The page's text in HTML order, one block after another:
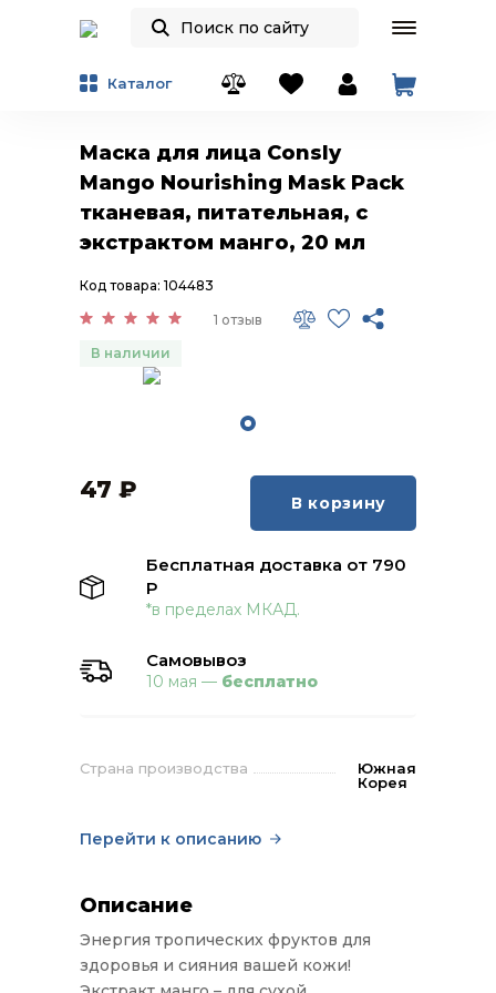
Каталог
Маска для лица Consly
Mango Nourishing Mask Pack
тканевая, питательная, с
экстрактом манго, 20 мл
1 отзыв
Код товара: 104483
В наличии
Страна производства
Южная
Корея
Перейти к описанию
47 ₽ В корзину
Бесплатная доставка от 790
Р
*в пределах МКАД.
Самовывоз
10 мая — бесплатно
Описание
Энергия тропических фруктов для
здоровья и сияния вашей кожи!